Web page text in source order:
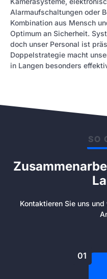
Alarmaufschaltungen oder
Kombination aus Mensch
Optimum an Sicherheit.
doch unser Personal ist
Doppelstrategie macht
in Langen besonders
SO
Kontaktieren Sie uns
01